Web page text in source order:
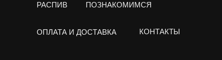
РАСПИВ ПОЗНАКОМИМСЯ
ОПЛАТА И ДОСТАВКА КОНТАКТЫ